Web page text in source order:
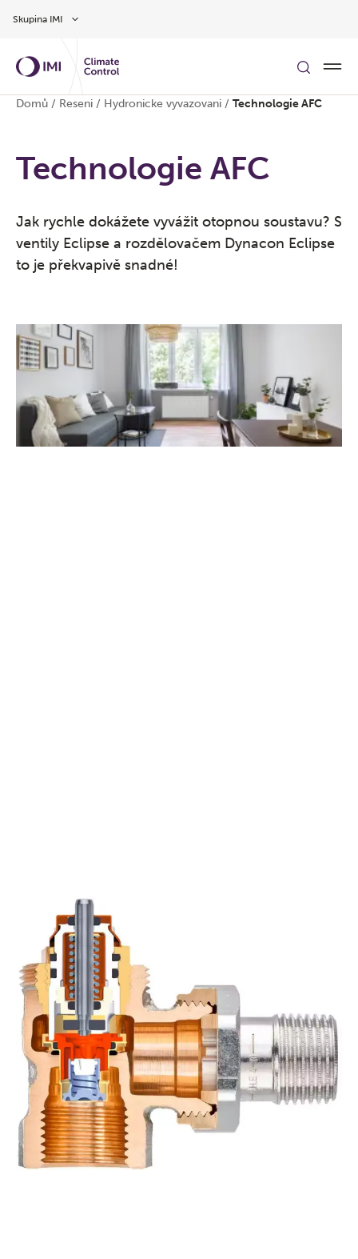
Skupina IMI
Domů / Reseni / Hydronicke vyvazovani / Technologie AFC
Technologie AFC
Jak rychle dokážete vyvážit otopnou soustavu? S
ventily Eclipse a rozdělovačem Dynacon Eclipse
to je překvapivě snadné!